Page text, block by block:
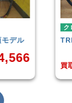
ル
クロ
買取